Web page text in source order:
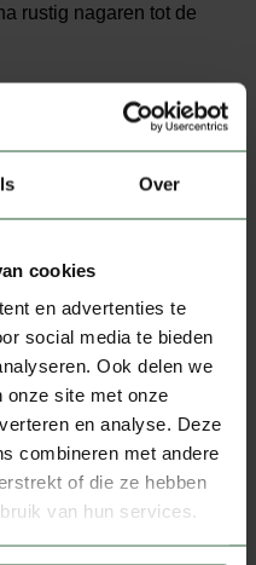
Over
cookies
en advertenties te
social media te bieden
Ook delen we
onze site met onze
en analyse. Deze
combineren met andere
of die ze hebben
van hun services.
rustig nagaren tot de
210 gram
HOUDEN